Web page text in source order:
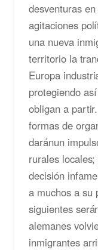
desventuras
agitaciones
una nueva
territorio la
Europa
protegiendo
obligan a
formas de
daránun
rurales
decisión
a muchos a su
siguientes
alemanes
inmigrantes